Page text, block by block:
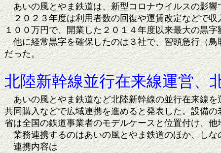
あいの風とやま鉄道は、新型コロナウイルスの影響
２０２３年度は利用者数の回復や運賃改定などで収
１００万円で、開業した２０１４年度以来最大の黒字
他に経常黒字を確保したのは３社で、智頭急行（鳥
だった。
北陸新幹線並行在来線運営
あいの風とやま鉄道など北陸新幹線の並行在来線を
共同購入などで広域連携を進めると発表した。設備
省は全国の鉄道事業者のモデルケースと位置付け、
業務連携するのはあいの風とやま鉄道のほか、しな
連携内容は